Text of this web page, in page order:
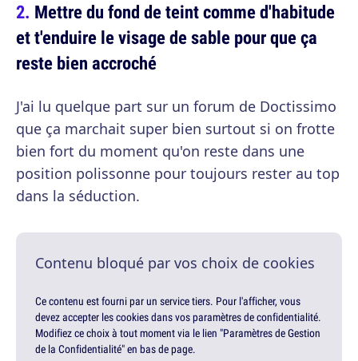
Mettre du fond de teint comme d'habitude
et t'enduire le visage de sable pour que ça
reste bien accroché
J'ai lu quelque part sur un forum de Doctissimo
que ça marchait super bien surtout si on frotte
bien fort du moment qu'on reste dans une
position polissonne pour toujours rester au top
dans la séduction.
Contenu bloqué par vos choix de cookies
Ce contenu est fourni par un service tiers. Pour l'afficher, vous
devez accepter les cookies dans vos paramètres de confidentialité.
Modifiez ce choix à tout moment via le lien "Paramètres de Gestion
de la Confidentialité" en bas de page.